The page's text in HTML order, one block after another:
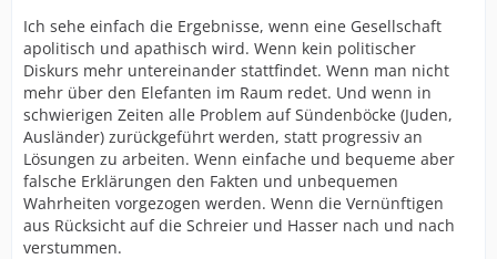
Ich sehe einfach die Ergebnisse, wenn eine Gesellschaft
apolitisch und apathisch wird. Wenn kein politischer
Diskurs mehr untereinander stattfindet. Wenn man nicht
mehr über den Elefanten im Raum redet. Und wenn in
schwierigen Zeiten alle Problem auf Sündenböcke (Juden,
Ausländer) zurückgeführt werden, statt progressiv an
Lösungen zu arbeiten. Wenn einfache und bequeme aber
falsche Erklärungen den Fakten und unbequemen
Wahrheiten vorgezogen werden. Wenn die Vernünftigen
aus Rücksicht auf die Schreier und Hasser nach und nach
verstummen.